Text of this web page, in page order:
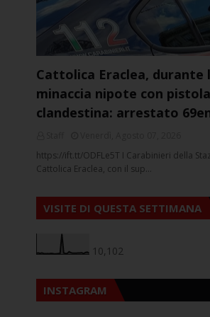
Cattolica Eraclea, durante
minaccia nipote con pistola
clandestina: arrestato
https://ift.tt/ODFLe5T I Carabinieri della
Cattolica Eraclea, con il sup…
VISITE DI QUESTA SETTIMANA
10,102
INSTAGRAM